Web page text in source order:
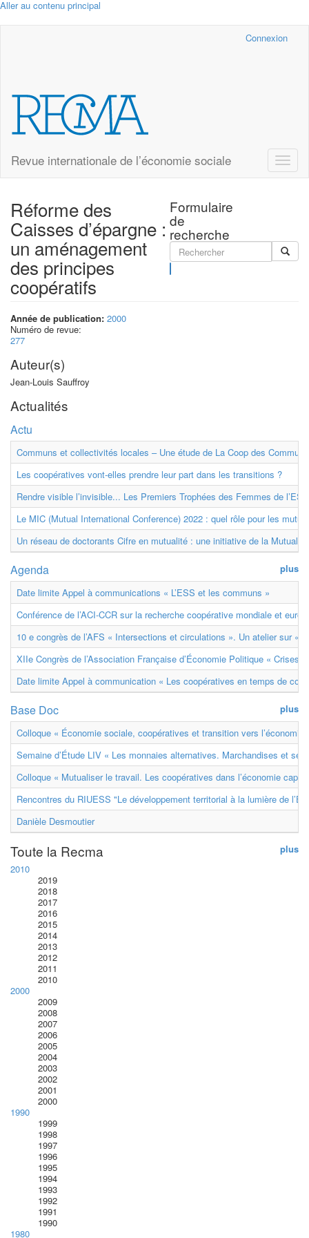
Aller au contenu principal
Connexion
Revue internationale de l’économie sociale
Toggle
Formulaire
de
recherche
Réforme des
Caisses d’épargne :
un aménagement
des principes
coopératifs
Année de publication: 2000
Numéro de revue:
277
Auteur(s)
Jean-Louis Sauffroy
Actualités
Actu
Communs et collectivités locales – Une étude de La Coop des
Les coopératives vont-elles prendre leur part dans les transitions ?
Rendre visible l’invisible... Les Premiers Trophées des Femmes de
Le MIC (Mutual International Conference) 2022 : quel rôle pour les
Un réseau de doctorants Cifre en mutualité : une initiative de la
plus
Agenda
Date limite Appel à communications « L’ESS et les communs »
Conférence de l’ACI-CCR sur la recherche coopérative mondiale et
10 e congrès de l’AFS « Intersections et circulations ». Un atelier sur «
XIIe Congrès de l’Association Française d’Économie Politique « Crises
Date limite Appel à communication « Les coopératives en temps de
plus
Base Doc
Colloque « Économie sociale, coopératives et transition vers
Semaine d’Étude LIV « Les monnaies alternatives. Marchandises et
Colloque « Mutualiser le travail. Les coopératives dans l’économie
Rencontres du RIUESS "Le développement territorial à la lumière de
Danièle Desmoutier
plus
Toute la Recma
2010
2019
2018
2017
2016
2015
2014
2013
2012
2011
2010
2000
2009
2008
2007
2006
2005
2004
2003
2002
2001
2000
1990
1999
1998
1997
1996
1995
1994
1993
1992
1991
1990
1980